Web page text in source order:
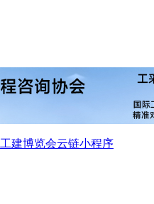
工建博览会云链小程序